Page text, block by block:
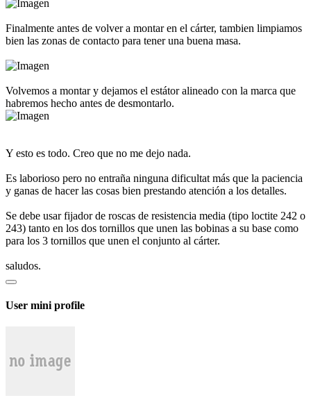
Finalmente antes de volver a montar en el cárter, tambien limpiamos
bien las zonas de contacto para tener una buena masa.
Volvemos a montar y dejamos el estátor alineado con la marca que
habremos hecho antes de desmontarlo.
Y esto es todo. Creo que no me dejo nada.
Es laborioso pero no entraña ninguna dificultat más que la paciencia
y ganas de hacer las cosas bien prestando atención a los detalles.
Se debe usar fijador de roscas de resistencia media (tipo loctite 242 o
243) tanto en los dos tornillos que unen las bobinas a su base como
para los 3 tornillos que unen el conjunto al cárter.
saludos.
User mini profile